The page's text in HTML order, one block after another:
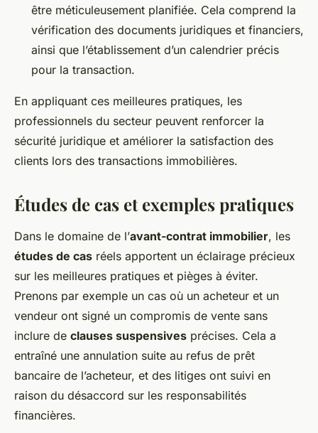
être méticuleusement planifiée. Cela comprend la
vérification des documents juridiques et financiers,
ainsi que l’établissement d’un calendrier précis
pour la transaction.
En appliquant ces meilleures pratiques, les
professionnels du secteur peuvent renforcer la
sécurité juridique et améliorer la satisfaction des
clients lors des transactions immobilières.
Études de cas et exemples pratiques
Dans le domaine de l’avant-contrat immobilier, les
études de cas réels apportent un éclairage précieux
sur les meilleures pratiques et pièges à éviter.
Prenons par exemple un cas où un acheteur et un
vendeur ont signé un compromis de vente sans
inclure de clauses suspensives précises. Cela a
entraîné une annulation suite au refus de prêt
bancaire de l’acheteur, et des litiges ont suivi en
raison du désaccord sur les responsabilités
financières.